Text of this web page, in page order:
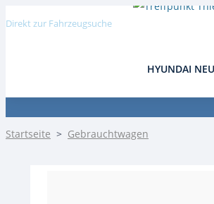
Direkt zur Fahrzeugsuche
HYUNDAI
Startseite > Gebrauchtwagen